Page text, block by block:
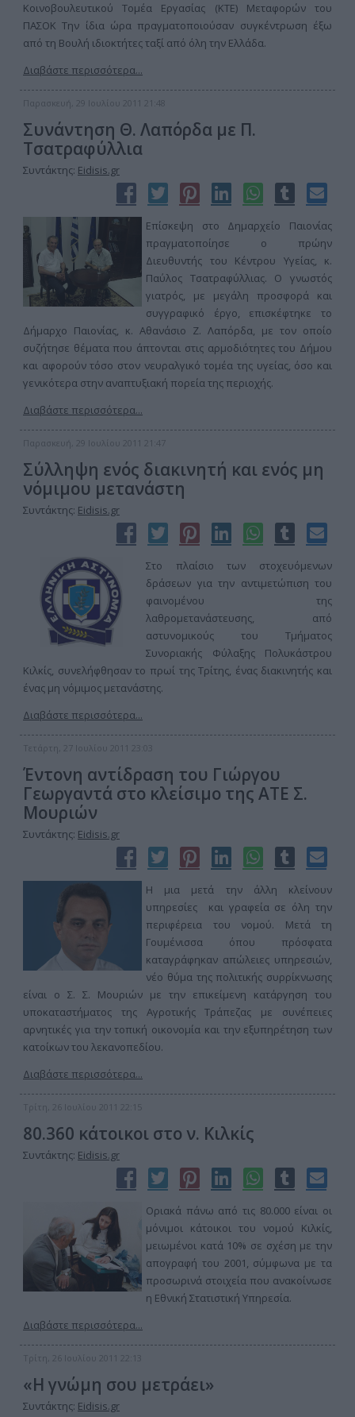
Κοινοβουλευτικού Τομέα Εργασίας (ΚΤΕ) Μεταφορών του
ΠΑΣΟΚ Την ίδια ώρα πραγματοποιούσαν συγκέντρωση έξω
από τη Βουλή ιδιοκτήτες ταξί από όλη την Ελλάδα.
Διαβάστε περισσότερα...
Παρασκευή, 29 Ιουλίου 2011 21:48
Συνάντηση Θ. Λαπόρδα με Π.
Τσατραφύλλια
Συντάκτης: Eidisis.gr
Επίσκεψη στο Δημαρχείο Παιονίας
πραγματοποίησε ο πρώην
Διευθυντής του Κέντρου Υγείας, κ.
Παύλος Τσατραφύλλιας. Ο γνωστός
γιατρός, με μεγάλη προσφορά και
συγγραφικό έργο, επισκέφτηκε το
Δήμαρχο Παιονίας, κ. Αθανάσιο Ζ. Λαπόρδα, με τον οποίο
συζήτησε θέματα που άπτονται στις αρμοδιότητες του Δήμου
και αφορούν τόσο στον νευραλγικό τομέα της υγείας, όσο και
γενικότερα στην αναπτυξιακή πορεία της περιοχής.
Διαβάστε περισσότερα...
Παρασκευή, 29 Ιουλίου 2011 21:47
Σύλληψη ενός διακινητή και ενός μη
νόμιμου μετανάστη
Συντάκτης: Eidisis.gr
Στο πλαίσιο των στοχευόμενων
δράσεων για την αντιμετώπιση του
φαινομένου της
λαθρομετανάστευσης, από
αστυνομικούς του Τμήματος
Συνοριακής Φύλαξης Πολυκάστρου
Κιλκίς, συνελήφθησαν το πρωί της Τρίτης, ένας διακινητής και
ένας μη νόμιμος μετανάστης.
Διαβάστε περισσότερα...
Τετάρτη, 27 Ιουλίου 2011 23:03
Έντονη αντίδραση του Γιώργου
Γεωργαντά στο κλείσιμο της ΑΤΕ Σ.
Μουριών
Συντάκτης: Eidisis.gr
Η μια μετά την άλλη κλείνουν
υπηρεσίες και γραφεία σε όλη την
περιφέρεια του νομού. Μετά τη
Γουμένισσα όπου πρόσφατα
καταγράφηκαν απώλειες υπηρεσιών,
νέο θύμα της πολιτικής συρρίκνωσης
είναι ο Σ. Σ. Μουριών με την επικείμενη κατάργηση του
υποκαταστήματος της Αγροτικής Τράπεζας με συνέπειες
αρνητικές για την τοπική οικονομία και την εξυπηρέτηση των
κατοίκων του λεκανοπεδίου.
Διαβάστε περισσότερα...
Τρίτη, 26 Ιουλίου 2011 22:15
80.360 κάτοικοι στο ν. Κιλκίς
Συντάκτης: Eidisis.gr
Οριακά πάνω από τις 80.000 είναι οι
μόνιμοι κάτοικοι του νομού Κιλκίς,
μειωμένοι κατά 10% σε σχέση με την
απογραφή του 2001, σύμφωνα με τα
προσωρινά στοιχεία που ανακοίνωσε
η Εθνική Στατιστική Υπηρεσία.
Διαβάστε περισσότερα...
Τρίτη, 26 Ιουλίου 2011 22:13
«Η γνώμη σου μετράει»
Συντάκτης: Eidisis.gr